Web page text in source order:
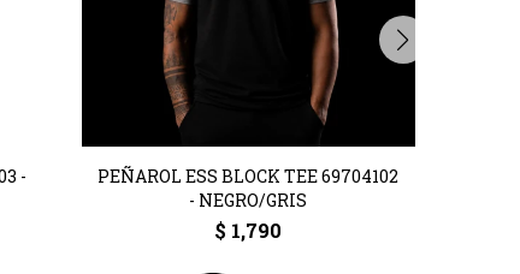
-
PEÑAROL ESS BLOCK TEE 69704102
- NEGRO/GRIS
$ 1,790